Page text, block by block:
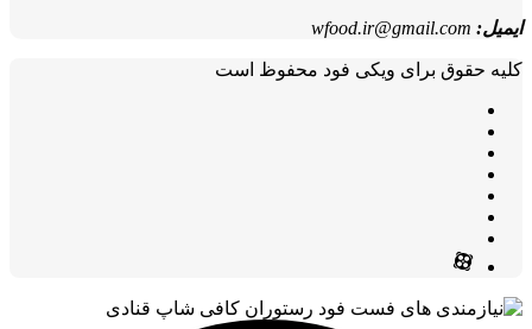
ایمیل: wfood.ir@gmail.com
کلیه حقوق برای ویکی فود محفوظ است